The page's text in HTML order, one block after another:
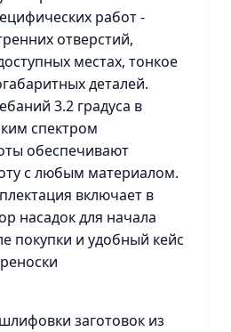
работ -
отверстий,
местах, тонкое
деталей.
3.2 градуса в
спектром
обеспечивают
с любым материалом.
включает в
насадок для начала
покупки и удобный кейс
заготовок из